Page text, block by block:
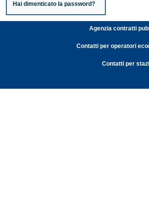
Hai dimenticato la password?
Agenzia contratti
Contatti per operatori
Contatti per